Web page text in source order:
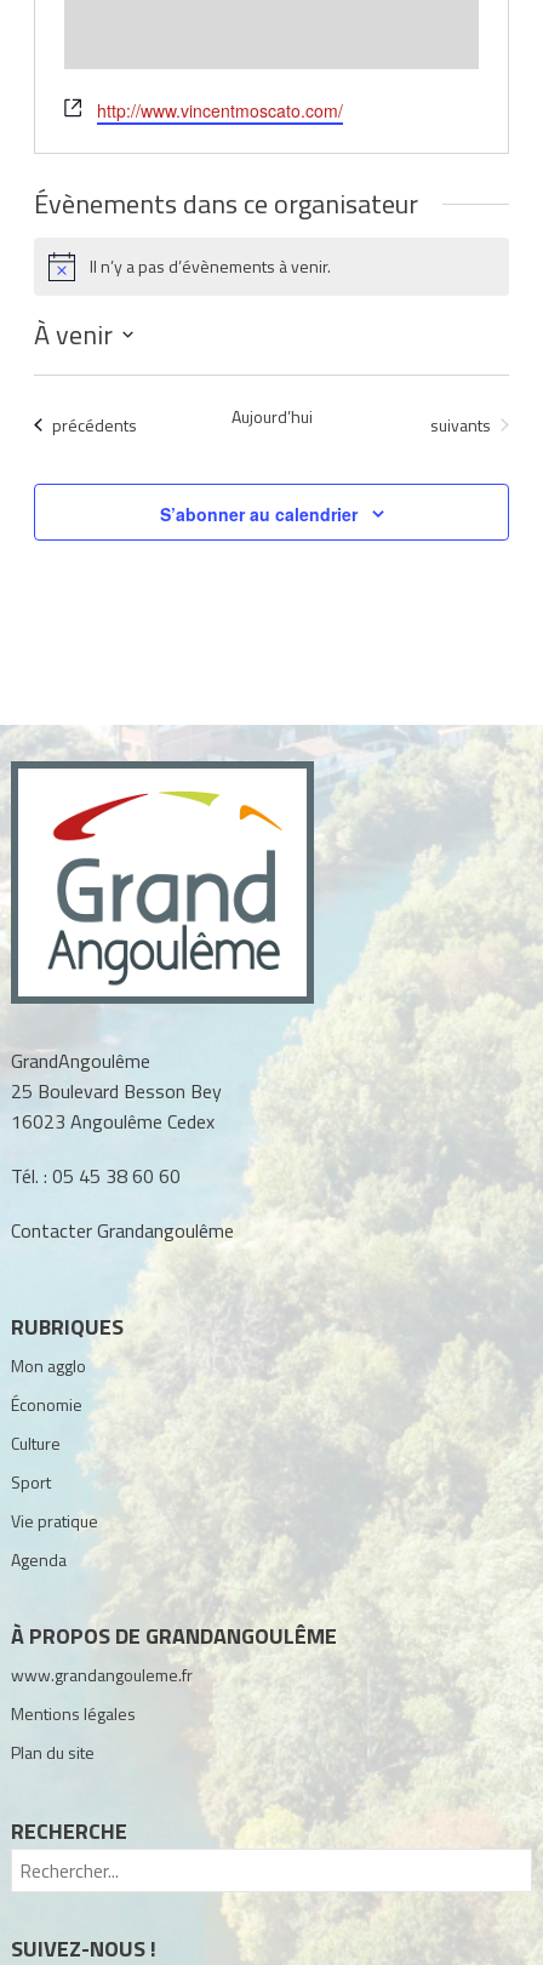
Site
web
http://www.vincentmoscato.com/
Évènements dans ce organisateur
NoticeIl n’y a pas d’évènements à venir.
À venir
Sélectionnez
date.Évènements
précédents Aujourd’hui Évènements
suivants
S’abonner au calendrier
GrandAngoulême
25 Boulevard Besson Bey
16023 Angoulême Cedex
Tél. : 05 45 38 60 60
Contacter Grandangoulême
RUBRIQUES
Mon agglo
Économie
Culture
Sport
Vie pratique
Agenda
À PROPOS DE GRANDANGOULÊME
www.grandangouleme.fr
Mentions légales
Plan du site
RECHERCHE
SUIVEZ-NOUS !